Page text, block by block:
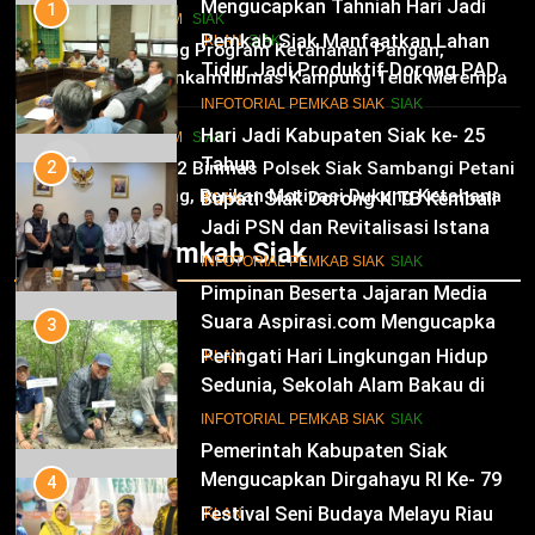
Mengucapkan Tahniah Hari Jadi
Kabupaten Siak Ke-25 Tahun
IKLAN SIAK
11
Hari Jadi Kabupaten Siak ke- 25
Tahun
IKLAN
12
Pimpinan Beserta Jajaran Media
Suara Aspirasi.com Mengucapkan
Selamat HUT RI Ke-79
IKLAN
13
Pemerintah Kabupaten Siak
Mengucapkan Dirgahayu RI Ke- 79
IKLAN
02
HUKRIM SIAK
Dukung Program Ketahanan Pangan,
Bhabinkamtibmas Kampung Teluk Merempan
Tinjau Tanaman Jagung Waga
03
HUKRIM SIAK
Panit 2 Binmas Polsek Siak Sambangi Petani
Jagung, Berikan Motivasi Dukung Ketahanan
Pangan Nasional
Infotorial Pemkab Siak
1
Pemkab Siak Manfaatkan Lahan
Tidur Jadi Produktif Dorong PAD
dan Kesejahteraan Warga
INFOTORIAL PEMKAB SIAK SIAK
2
Bupati Siak Dorong KITB Kembali
Jadi PSN dan Revitalisasi Istana
Kesultanan Siak
INFOTORIAL PEMKAB SIAK SIAK
3
Peringati Hari Lingkungan Hidup
Sedunia, Sekolah Alam Bakau di
Siak Cetak Generasi Penjaga
Pesisir
INFOTORIAL PEMKAB SIAK SIAK
4
Festival Seni Budaya Melayu Riau